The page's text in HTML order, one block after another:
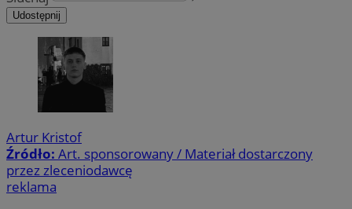
Udostępnij
Artur Kristof
Źródło: Art. sponsorowany / Materiał dostarczony
przez zleceniodawcę
reklama